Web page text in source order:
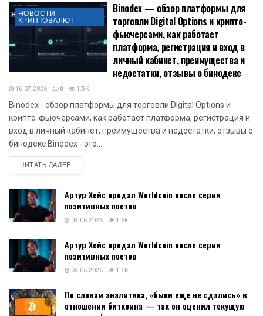
НОВОСТИ
КРИПТОВАЛЮТ
Binodex — обзор платформы для
торговли Digital Options и крипто-
фьючерсами, как работает
платформа, регистрация и вход в
личный кабинет, преимущества и
недостатки, отзывы о бинодекс
16.07.2026 0 1.5K
Binodex - обзор платформы для торговли Digital Options и
крипто-фьючерсами, как работает платформа, регистрация и
вход в личный кабинет, преимущества и недостатки, отзывы о
бинодекс Binodex - это...
ЧИТАТЬ ДАЛЕЕDETAILS
Артур Хейс продал Worldcoin после серии
позитивных постов
09.06.2026 1.6K
Артур Хейс продал Worldcoin после серии
позитивных постов
09.06.2026 1.6K
По словам аналитика, «быки еще не сдались» в
отношении биткоина — так он оценил текущую